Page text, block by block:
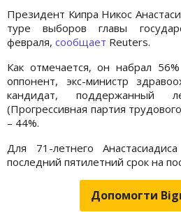
Президент Кипра Никос
туре выборов главы
февраля, сообщает Reuters.
Как отмечается, он набрал
оппонент, экс-министр
кандидат, поддержанный
(Прогрессивная партия
– 44%.
Для 71-летнего
последний пятилетний срок на
Допомогти